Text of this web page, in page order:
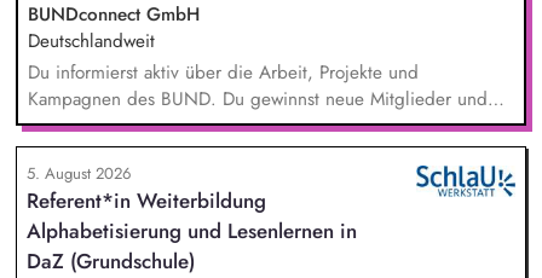
BUNDconnect GmbH
Deutschlandweit
Du informierst aktiv über die Arbeit, Projekte und
Kampagnen des BUND. Du gewinnst neue Mitglieder und
stärkst damit langfristig den Umwelt- und Naturschutz. Du
beantwortest Fragen zu Umwelt-, Arten- und Klimaschutz nach
bestem Wissen und Gewissen. Du unterstützt Kampagnen
und Aktionen, beispielsweise durch das Sammeln von
Unterschriften für Petitionen.
5. August 2026
Referent*in Weiterbildung
Alphabetisierung und Lesenlernen in
DaZ (Grundschule)